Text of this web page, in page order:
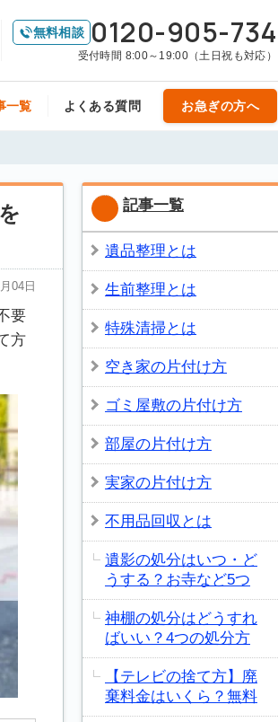
無料相談 0120-905-734
受付時間 8:00～19:00（土日祝も対応）
一覧 よくある質問 お急ぎの方へ
04日
要
方
記事一覧
遺品整理とは
生前整理とは
特殊清掃とは
空き家の片付け方
ゴミ屋敷の片付け方
部屋の片付け方
実家の片付け方
不用品回収とは
遺影の処分はいつ・ど
うする？お寺など5つ
神棚の処分はどうすれ
ばいい？4つの処分方
【テレビの捨て方】廃
棄料金はいくら？無料